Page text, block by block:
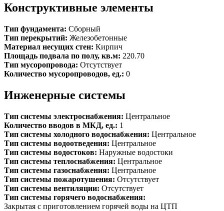
Конструктивные элементы
Тип фундамента: Сборный
Тип перекрытий: Железобетонные
Материал несущих стен: Кирпич
Площадь подвала по полу, кв.м: 220.70
Тип мусоропровода: Отсутствует
Количество мусоропроводов, ед.: 0
Инженерные системы
Тип системы электроснабжения: Центральное
Количество вводов в МКД, ед.: 1
Тип системы холодного водоснабжения: Центральное
Тип системы водоотведения: Центральное
Тип системы водостоков: Наружные водостоки
Тип системы теплоснабжения: Центральное
Тип системы газоснабжения: Центральное
Тип системы пожаротушения: Отсутствует
Тип системы вентиляции: Отсутствует
Тип системы горячего водоснабжения:
Закрытая с приготовлением горячей воды на ЦТП